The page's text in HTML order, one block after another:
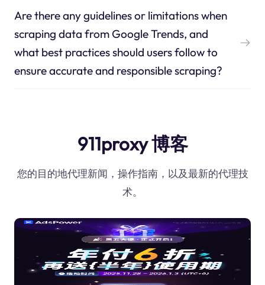
Are there any guidelines or limitations when
scraping data from Google Trends, and
what best practices should users follow to
ensure accurate and responsible scraping?
911proxy 博客
您的目的地代理新闻，操作指南，以及最新的代理技
术。